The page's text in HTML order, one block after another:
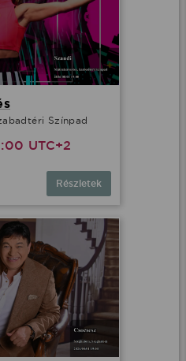
Színpad
UTC+2
Részletek